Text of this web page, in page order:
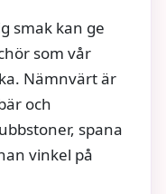
smak kan ge
som vår
Nämnvärt är
och
spana
vinkel på